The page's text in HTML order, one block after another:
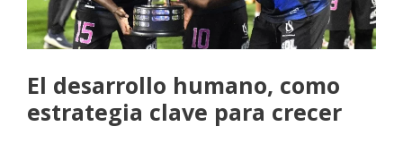
El desarrollo humano, como
estrategia clave para crecer